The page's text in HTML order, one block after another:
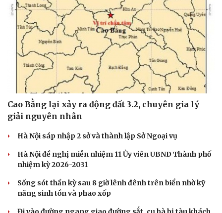
Cao Bằng lại xảy ra động đất 3.2, chuyên gia lý
giải nguyên nhân
Hà Nội sáp nhập 2 sở và thành lập Sở Ngoại vụ
Hà Nội đề nghị miễn nhiệm 11 Ủy viên UBND Thành phố
nhiệm kỳ 2026-2031
Sống sót thần kỳ sau 8 giờ lênh đênh trên biển nhờ kỹ
năng sinh tồn và phao xốp